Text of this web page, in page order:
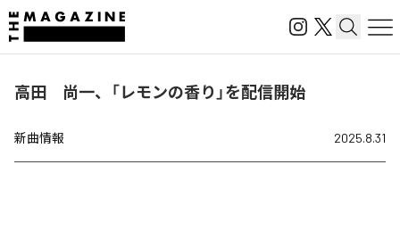
高田 尚一、「レモンの香り」を配信開始
新曲情報 2025.8.31